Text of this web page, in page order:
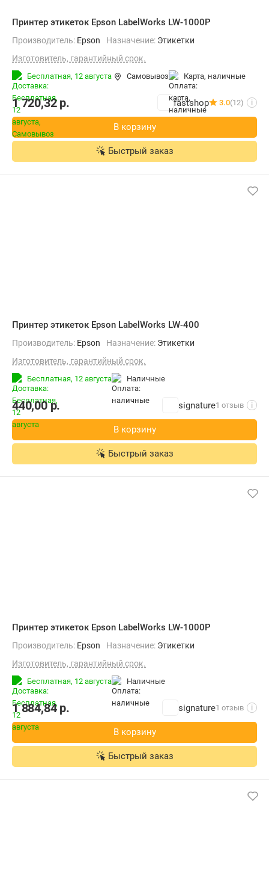
Принтер этикеток Epson LabelWorks LW-1000P
Производитель: Epson Назначение: Этикетки
Изготовитель, гарантийный срок.
Бесплатная, 12 августа Самовывоз карта, наличные
1 720,32р. fastshop 3.0(12) i
В корзину
Быстрый заказ
Принтер этикеток Epson LabelWorks LW-400
Производитель: Epson Назначение: Этикетки
Изготовитель, гарантийный срок.
Бесплатная, 12 августа наличные
440,00р. signature1 отзыв i
В корзину
Быстрый заказ
Принтер этикеток Epson LabelWorks LW-1000P
Производитель: Epson Назначение: Этикетки
Изготовитель, гарантийный срок.
Бесплатная, 12 августа наличные
1 884,84р. signature1 отзыв i
В корзину
Быстрый заказ